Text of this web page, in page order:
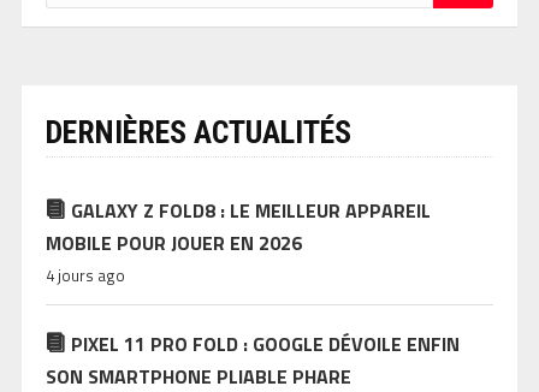
DERNIÈRES ACTUALITÉS
GALAXY Z FOLD8 : LE MEILLEUR APPAREIL
MOBILE POUR JOUER EN 2026
4 jours ago
PIXEL 11 PRO FOLD : GOOGLE DÉVOILE ENFIN
SON SMARTPHONE PLIABLE PHARE